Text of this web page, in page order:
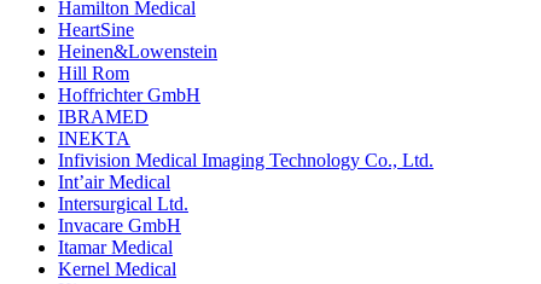
Hamilton Medical
HeartSine
Heinen&Lowenstein
Hill Rom
Hoffrichter GmbH
IBRAMED
INEKTA
Infivision Medical Imaging Technology Co., Ltd.
Int’air Medical
Intersurgical Ltd.
Invacare GmbH
Itamar Medical
Kernel Medical